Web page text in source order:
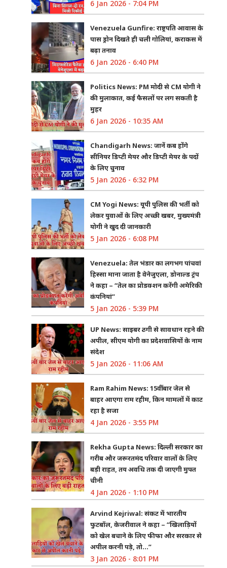
6 Jan 2026 - 7:04 PM
Venezuela Gunfire: राष्ट्रपति आवास के
पास ड्रोन दिखते ही चली गोलियां, कराकस में
बढ़ा तनाव
6 Jan 2026 - 6:40 PM
Politics News: PM मोदी से CM योगी ने
की मुलाकात, कई फैसलों पर लग सकती है
मुहर
6 Jan 2026 - 10:35 AM
Chandigarh News: जानें कब होंगे
सीनियर डिप्टी मेयर और डिप्टी मेयर के पदों
के लिए चुनाव
5 Jan 2026 - 6:32 PM
CM Yogi News: यूपी पुलिस की भर्ती को
लेकर युवाओं के लिए अच्छी खबर, मुख्यमंत्री
योगी ने खुद दी जानकारी
5 Jan 2026 - 6:08 PM
Venezuela: तेल भंडार का लगभग पांचवां
हिस्सा माना जाता है वेनेजुएला, डोनाल्ड ट्रंप
ने कहा – “तेल का प्रोडक्शन करेंगी अमेरिकी
कंपनियां”
5 Jan 2026 - 5:39 PM
UP News: साइबर ठगी से सावधान रहने की
अपील, सीएम योगी का प्रदेशवासियों के नाम
संदेश
5 Jan 2026 - 11:06 AM
Ram Rahim News: 15वीं बार जेल से
बाहर आएगा राम रहीम, किन मामलों में काट
रहा है सजा
4 Jan 2026 - 3:55 PM
Rekha Gupta News: दिल्ली सरकार का
गरीब और जरूरतमंद परिवार वालों के लिए
बड़ी राहत, तय अवधि तक दी जाएगी मुफ्त
चीनी
4 Jan 2026 - 1:10 PM
Arvind Kejriwal: संकट में भारतीय
फुटबॉल, केजरीवाल ने कहा – “खिलाड़ियों
को खेल बचाने के लिए फीफा और सरकार से
अपील करनी पड़े, तो…”
3 Jan 2026 - 8:01 PM